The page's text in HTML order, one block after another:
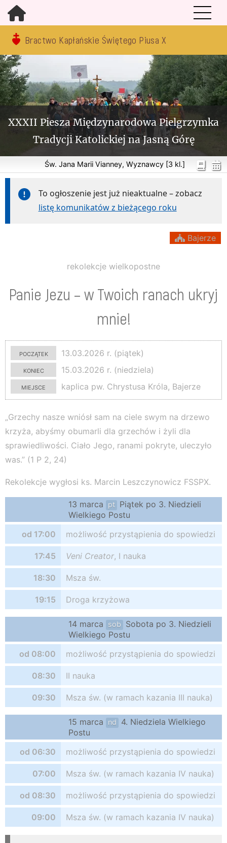
Bractwo Kapłańskie Świętego Piusa X
XXXII Piesza Międzynarodowa Pielgrzymka
Tradycji Katolickiej na Jasną Górę
Św. Jana Marii Vianney, Wyznawcy [3 kl.]
To ogłoszenie jest już nieaktualne – zobacz
listę komunikatów z bieżącego roku
Bajerze
rekolekcje wielkopostne
Panie Jezu – w Twoich ranach ukryj
mnie!
początek
13.03.2026 r. (piątek)
koniec
15.03.2026 r. (niedziela)
miejsce
kaplica pw. Chrystusa Króla, Bajerze
„Grzechy nasze wniósł sam na ciele swym na drzewo
krzyża, abyśmy obumarli dla grzechów i żyli dla
sprawiedliwości. Ciało Jego, ranami pokryte, uleczyło
was.” (1 P 2, 24)
Rekolekcje wygłosi ks. Marcin Leszczynowicz FSSPX.
13 marca pt Piątek po 3. Niedzieli
Wielkiego Postu
od 17:00
możliwość przystąpienia do spowiedzi
17:45 Veni Creator, I nauka
18:30 Msza św.
19:15 Droga krzyżowa
14 marca sob
Sobota po 3. Niedzieli
Wielkiego Postu
od 08:00
możliwość przystąpienia do spowiedzi
08:30 II nauka
09:30 Msza św. (w ramach kazania III nauka)
15 marca nd
4. Niedziela Wielkiego
Postu
od 06:30
możliwość przystąpienia do spowiedzi
07:00 Msza św. (w ramach kazania IV nauka)
od 08:30 możliwość przystąpienia do spowiedzi
09:00 Msza św. (w ramach kazania IV nauka)